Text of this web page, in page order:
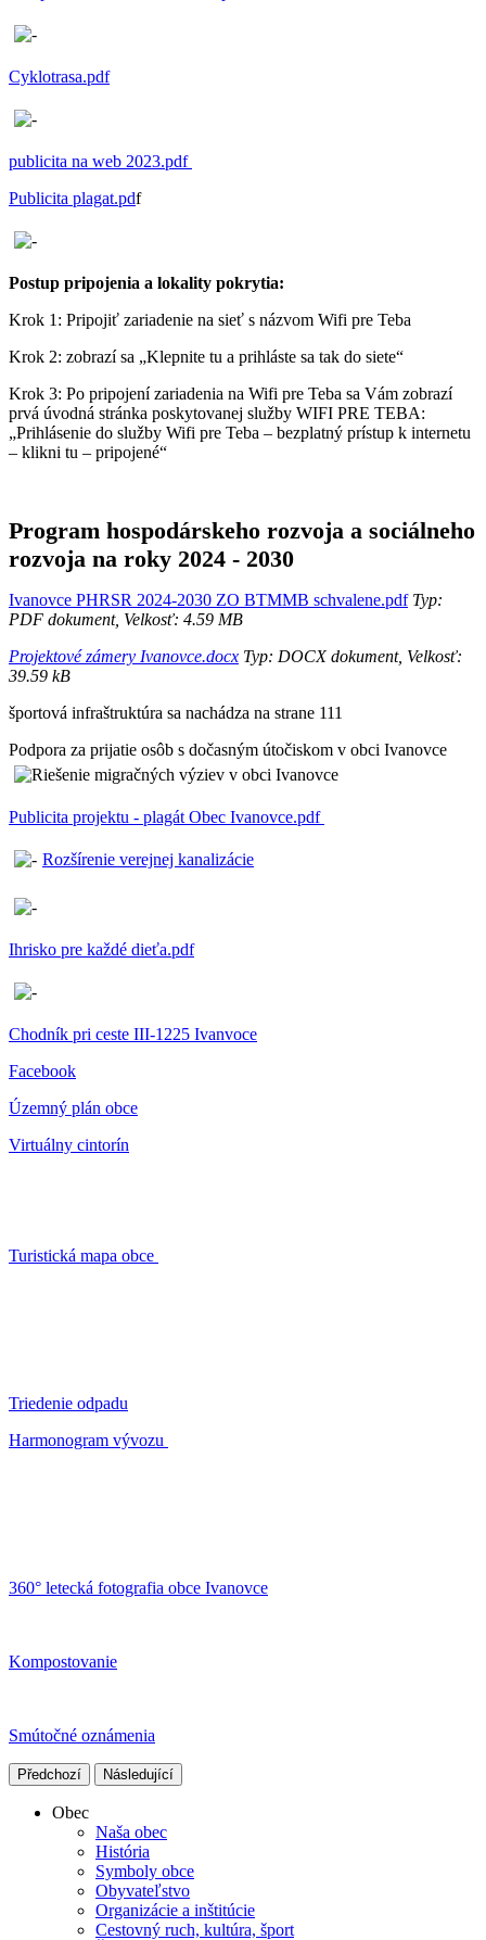
Cyklotrasa.pdf
publicita na web 2023.pdf
Publicita plagat.pdf
Postup pripojenia a lokality pokrytia:
Krok 1: Pripojiť zariadenie na sieť s názvom Wifi pre Teba
Krok 2: zobrazí sa „Klepnite tu a prihláste sa tak do siete“
Krok 3: Po pripojení zariadenia na Wifi pre Teba sa Vám zobrazí
prvá úvodná stránka poskytovanej služby WIFI PRE TEBA:
„Prihlásenie do služby Wifi pre Teba – bezplatný prístup k internetu
– klikni tu – pripojené“
Program hospodárskeho rozvoja a sociálneho
rozvoja na roky 2024 - 2030
Ivanovce PHRSR 2024-2030 ZO BTMMB schvalene.pdfTyp:
PDF dokument, Velkosť: 4.59 MB
Projektové zámery Ivanovce.docx Typ: DOCX dokument, Velkosť:
39.59 kB
športová infraštruktúra sa nachádza na strane 111
Podpora za prijatie osôb s dočasným útočiskom v obci Ivanovce
Publicita projektu - plagát Obec Ivanovce.pdf
Rozšírenie verejnej kanalizácie
Ihrisko pre každé dieťa.pdf
Chodník pri ceste III-1225 Ivanvoce
Facebook
Územný plán obce
Virtuálny cintorín
Turistická mapa obce
Triedenie odpadu
Harmonogram vývozu
360° letecká fotografia obce Ivanovce
Kompostovanie
Smútočné oznámenia
Předchozí Následující
Obec
Naša obec
História
Symboly obce
Obyvateľstvo
Organizácie a inštitúcie
Cestovný ruch, kultúra, šport